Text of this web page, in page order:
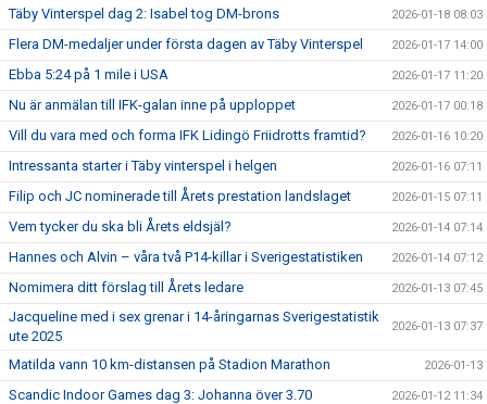
Täby Vinterspel dag 2: Isabel tog DM-brons 2026-01-18 08:03
Flera DM-medaljer under första dagen av Täby Vinterspel 2026-01-17 14:00
Ebba 5:24 på 1 mile i USA 2026-01-17 11:20
Nu är anmälan till IFK-galan inne på upploppet 2026-01-17 00:18
Vill du vara med och forma IFK Lidingö Friidrotts framtid? 2026-01-16 10:20
Intressanta starter i Täby vinterspel i helgen 2026-01-16 07:11
Filip och JC nominerade till Årets prestation landslaget 2026-01-15 07:11
Vem tycker du ska bli Årets eldsjäl? 2026-01-14 07:14
Hannes och Alvin – våra två P14-killar i Sverigestatistiken 2026-01-14 07:12
Nomimera ditt förslag till Årets ledare 2026-01-13 07:45
Jacqueline med i sex grenar i 14-åringarnas Sverigestatistik
ute 2025
2026-01-13 07:37
Matilda vann 10 km-distansen på Stadion Marathon 2026-01-13
Scandic Indoor Games dag 3: Johanna över 3.70 2026-01-12 11:34